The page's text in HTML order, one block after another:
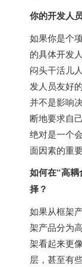
你的开发人
如果你是个
的具体开发
闷头干活儿
发人员友好
并不是影响
断地要求自
绝对是一个
面因素的重
如何在“高
择？
如果从框架
架产品分为
架看起来更
层，甚至有